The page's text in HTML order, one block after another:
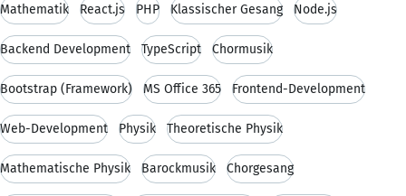
Mathematik React.js PHP Klassischer Gesang Node.js
Backend Development TypeScript Chormusik
Bootstrap (Framework) MS Office 365 Frontend-Development
Web-Development Physik Theoretische Physik
Mathematische Physik Barockmusik Chorgesang